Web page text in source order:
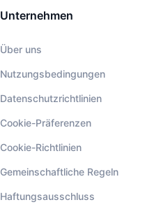
Unternehmen
Über uns
Nutzungsbedingungen
Datenschutzrichtlinien
Cookie-Präferenzen
Cookie-Richtlinien
Gemeinschaftliche Regeln
Haftungsausschluss